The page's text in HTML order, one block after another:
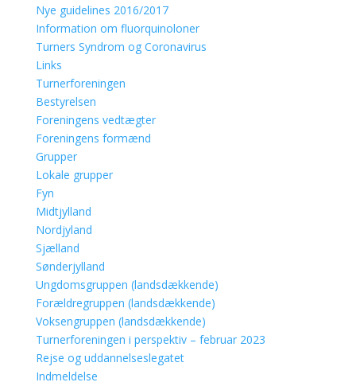
Nye guidelines 2016/2017
Information om fluorquinoloner
Turners Syndrom og Coronavirus
Links
Turnerforeningen
Bestyrelsen
Foreningens vedtægter
Foreningens formænd
Grupper
Lokale grupper
Fyn
Midtjylland
Nordjyland
Sjælland
Sønderjylland
Ungdomsgruppen (landsdækkende)
Forældregruppen (landsdækkende)
Voksengruppen (landsdækkende)
Turnerforeningen i perspektiv – februar 2023
Rejse og uddannelseslegatet
Indmeldelse